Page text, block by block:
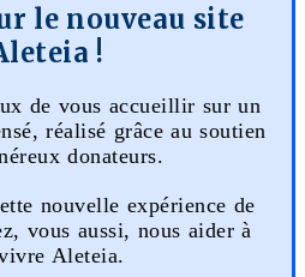
le nouveau site
!
de vous accueillir sur un
réalisé grâce au soutien
donateurs.
nouvelle expérience de
vous aussi, nous aider à
Aleteia.